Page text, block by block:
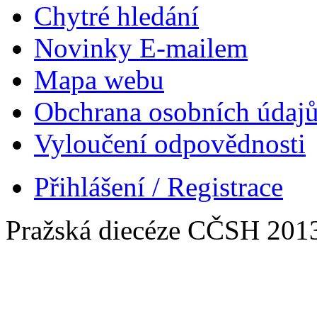
Chytré hledání
Novinky E-mailem
Mapa webu
Obchrana osobních
Vyloučení odpovědnosti
Přihlášení / Registrace
Pražská diecéze CČSH